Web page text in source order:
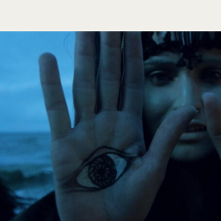
Kleur, 107 minuten
Te zien vanaf
31-07-2023
Polen, 1971